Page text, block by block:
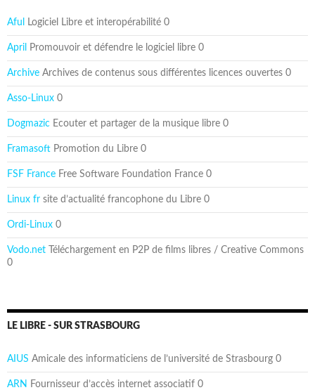
Aful Logiciel Libre et interopérabilité 0
April Promouvoir et défendre le logiciel libre 0
Archive Archives de contenus sous différentes licences ouvertes 0
Asso-Linux 0
Dogmazic Ecouter et partager de la musique libre 0
Framasoft Promotion du Libre 0
FSF France Free Software Foundation France 0
Linux fr site d’actualité francophone du Libre 0
Ordi-Linux 0
Vodo.net Téléchargement en P2P de films libres / Creative Commons
0
LE LIBRE - SUR STRASBOURG
AIUS Amicale des informaticiens de l’université de Strasbourg 0
ARN Fournisseur d’accès internet associatif 0